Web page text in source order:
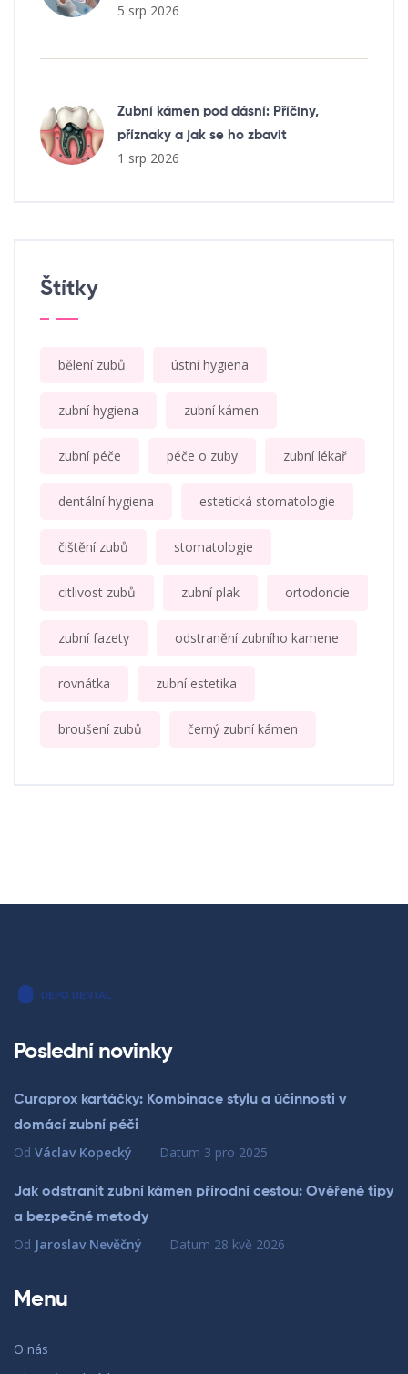
5 srp 2026
Zubní kámen pod dásní: Příčiny,
příznaky a jak se ho zbavit
1 srp 2026
Štítky
bělení zubů ústní hygiena
zubní hygiena zubní kámen
zubní péče péče o zuby zubní lékař
dentální hygiena estetická stomatologie
čištění zubů stomatologie
citlivost zubů zubní plak ortodoncie
zubní fazety odstranění zubního kamene
rovnátka zubní estetika
broušení zubů černý zubní kámen
Poslední novinky
Curaprox kartáčky: Kombinace stylu a účinnosti v
domácí zubní péči
Od Václav Kopecký Datum 3 pro 2025
Jak odstranit zubní kámen přírodní cestou: Ověřené tipy
a bezpečné metody
Od Jaroslav Nevěčný Datum 28 kvě 2026
Menu
O nás